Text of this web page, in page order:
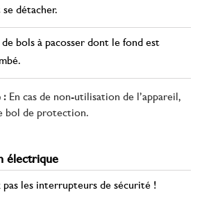
détacher.
de bols à pacosser dont le fond est
: En cas de non-utilisation de l’appareil,
bol de protection.
électrique
pas les interrupteurs de sécurité !